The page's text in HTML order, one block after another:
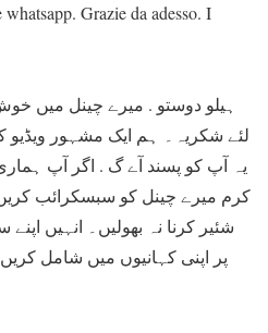
Grazie da adesso. I
لئے شکریہ۔ ہم ایک مشہور
یہ آپ کو پسند آے گ . اگر آپ ہماری
کرم میرے چینل کو سبسکرائب
شئیر کرنا نہ بھولیں۔ انہیں
پر اپنی کہانیوں میں شامل